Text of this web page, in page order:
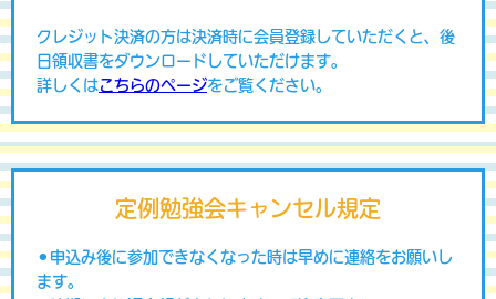
クレジット決済の方は決済時に会員登録していただくと、後
日領収書をダウンロードしていただけます。
詳しくはこちらのページをご覧ください。
定例勉強会キャンセル規定
⚫︎申込み後に参加できなくなった時は早めに連絡をお願いし
ます。